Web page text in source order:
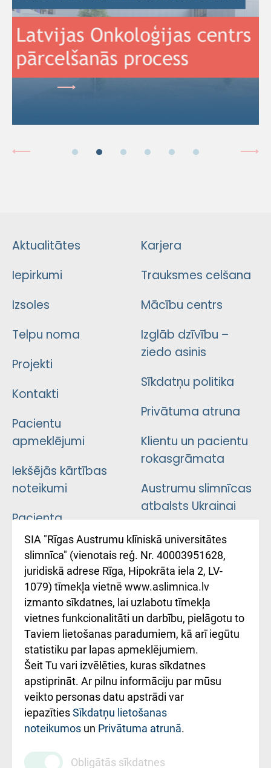
Aktualitātes
Iepirkumi
Izsoles
Telpu noma
Projekti
Kontakti
Pacientu
apmeklējumi
Iekšējās kārtības
noteikumi
Pacienta
atsauksmju/sūdzību
iesniegšanas
kārtība
Kā pie mums nokļūt
Rēķinu apmaksas
ceļvedis
Rekvizīti un
ārstniecības
iestādes kods
010000234
Maksas
Karjera
Trauksmes celšana
Mācību centrs
Izglāb dzīvību –
ziedo asinis
Sīkdatņu politika
Privātuma atruna
Klientu un pacientu
rokasgrāmata
Austrumu slimnīcas
atbalsts Ukrainai
Підтримка Східної
лікарні та співпраця з
Україною
SIA "Rīgas Austrumu klīniskā universitātes
slimnīca" (vienotais reģ. Nr. 40003951628,
juridiskā adrese Rīga, Hipokrāta iela 2, LV-
1079) tīmekļa vietnē www.aslimnica.lv
izmanto sīkdatnes, lai uzlabotu tīmekļa
vietnes funkcionalitāti un darbību, pielāgotu to
Taviem lietošanas paradumiem, kā arī iegūtu
statistiku par lapas apmeklējumiem.
Šeit Tu vari izvēlēties, kuras sīkdatnes
apstiprināt. Ar pilnu informāciju par mūsu
veikto personas datu apstrādi var
iepazītiesSīkdatņu lietošanas
noteikumos un Privātuma atrunā.
Obligātās sīkdatnes